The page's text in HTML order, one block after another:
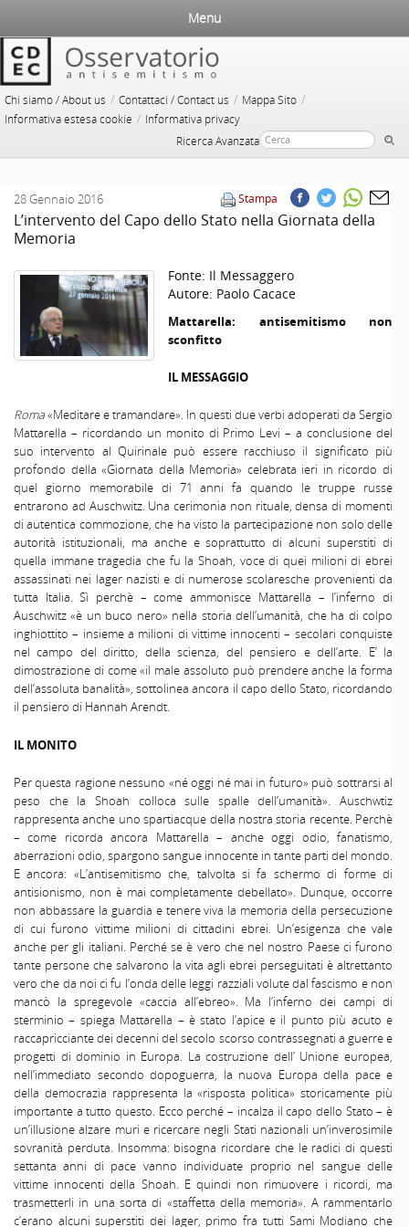
Chi siamo / About us / Contattaci / Contact us / Mappa Sito /
Informativa estesa cookie / Informativa privacy
Ricerca Avanzata
Menu
Stampa
28 Gennaio 2016
L’intervento del Capo dello Stato nella Giornata della
Memoria
Fonte: Il Messaggero
Autore: Paolo Cacace
Mattarella: antisemitismo non
sconfitto
IL MESSAGGIO
Roma«Meditare e tramandare». In questi due verbi adoperati da Sergio
Mattarella – ricordando un monito di Primo Levi – a conclusione del
suo intervento al Quirinale può essere racchiuso il significato più
profondo della «Giornata della Memoria» celebrata ieri in ricordo di
quel giorno memorabile di 71 anni fa quando le truppe russe
entrarono ad Auschwitz. Una cerimonia non rituale, densa di momenti
di autentica commozione, che ha visto la partecipazione non solo delle
autorità istituzionali, ma anche e soprattutto di alcuni superstiti di
quella immane tragedia che fu la Shoah, voce di quei milioni di ebrei
assassinati nei lager nazisti e di numerose scolaresche provenienti da
tutta Italia. Sì perchè – come ammonisce Mattarella – l’inferno di
Auschwitz «è un buco nero» nella storia dell’umanità, che ha di colpo
inghiottito – insieme a milioni di vittime innocenti – secolari conquiste
nel campo del diritto, della scienza, del pensiero e dell’arte. E’ la
dimostrazione di come «il male assoluto può prendere anche la forma
dell’assoluta banalità», sottolinea ancora il capo dello Stato, ricordando
il pensiero di Hannah Arendt.
IL MONITO
Per questa ragione nessuno «né oggi né mai in futuro» può sottrarsi al
peso che la Shoah colloca sulle spalle dell’umanità». Auschwtiz
rappresenta anche uno spartiacque della nostra storia recente. Perchè
– come ricorda ancora Mattarella – anche oggi odio, fanatismo,
aberrazioni odio, spargono sangue innocente in tante parti del mondo.
E ancora: «L’antisemitismo che, talvolta si fa schermo di forme di
antisionismo, non è mai completamente debellato». Dunque, occorre
non abbassare la guardia e tenere viva la memoria della persecuzione
di cui furono vittime milioni di cittadini ebrei. Un’esigenza che vale
anche per gli italiani. Perché se è vero che nel nostro Paese ci furono
tante persone che salvarono la vita agli ebrei perseguitati è altrettanto
vero che da noi ci fu l’onda delle leggi razziali volute dal fascismo e non
mancò la spregevole «caccia all’ebreo». Ma l’inferno dei campi di
sterminio – spiega Mattarella – è stato l’apice e il punto più acuto e
raccapricciante dei decenni del secolo scorso contrassegnati a guerre e
progetti di dominio in Europa. La costruzione dell’ Unione europea,
nell’immediato secondo dopoguerra, la nuova Europa della pace e
della democrazia rappresenta la «risposta politica» storicamente più
importante a tutto questo. Ecco perché – incalza il capo dello Stato – è
un’illusione alzare muri e ricercare negli Stati nazionali un’inverosimile
sovranità perduta. Insomma: bisogna ricordare che le radici di questi
settanta anni di pace vanno individuate proprio nel sangue delle
vittime innocenti della Shoah. E quindi non rimuovere i ricordi, ma
trasmetterli in una sorta di «staffetta della memoria». A rammentarlo
c’erano alcuni superstiti dei lager, primo fra tutti Sami Modiano che